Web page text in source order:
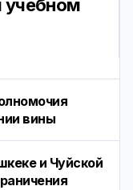
учебном
вины
и Чуйской